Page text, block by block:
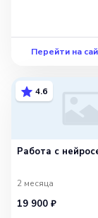
Перейти на
4.6
Работа с
2 месяца
19 900 ₽